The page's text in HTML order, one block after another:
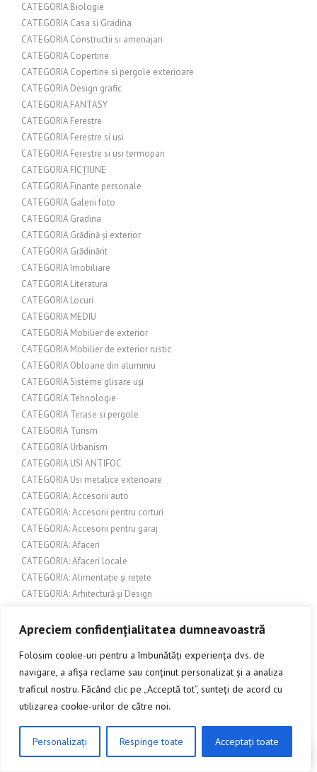
Apreciem confidențialitatea dumneavoastră
Folosim cookie-uri pentru a îmbunătăți experiența dvs. de
navigare, a afișa reclame sau conținut personalizat și a analiza
traficul nostru. Făcând clic pe „Acceptă tot”, sunteți de acord cu
utilizarea cookie-urilor de către noi.
Personalizați Respinge toate Acceptați toate
CATEGORIA Biologie
CATEGORIA Casa si Gradina
CATEGORIA Constructii si amenajari
CATEGORIA Copertine
CATEGORIA Copertine si pergole exterioare
CATEGORIA Design grafic
CATEGORIA FANTASY
CATEGORIA Ferestre
CATEGORIA Ferestre si usi
CATEGORIA Ferestre si usi termopan
CATEGORIA FICȚIUNE
CATEGORIA Finante personale
CATEGORIA Galerii foto
CATEGORIA Gradina
CATEGORIA Grădină și exterior
CATEGORIA Grădinărit
CATEGORIA Imobiliare
CATEGORIA Literatura
CATEGORIA Locuri
CATEGORIA MEDIU
CATEGORIA Mobilier de exterior
CATEGORIA Mobilier de exterior rustic
CATEGORIA Obloane din aluminiu
CATEGORIA Sisteme glisare uși
CATEGORIA Tehnologie
CATEGORIA Terase si pergole
CATEGORIA Turism
CATEGORIA Urbanism
CATEGORIA USI ANTIFOC
CATEGORIA Usi metalice exterioare
CATEGORIA: Accesorii auto
CATEGORIA: Accesorii pentru corturi
CATEGORIA: Accesorii pentru garaj
CATEGORIA: Afaceri
CATEGORIA: Afaceri locale
CATEGORIA: Alimentație și rețete
CATEGORIA: Arhitectură și Design
CATEGORIA: Arhitectură și design interior
CATEGORIA: Artă și cultură
CATEGORIA: Artă și Design
CATEGORIA: Artă și Meșteșuguri
CATEGORIA: Articole de specialitate
CATEGORIA: Articole despre arhitectură și construcții
CATEGORIA: Articole despre bere
CATEGORIA: Articole despre branduri
CLICK AICI PENTRU A DISCUTA